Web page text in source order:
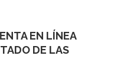
EN LÍNEA
DE LAS